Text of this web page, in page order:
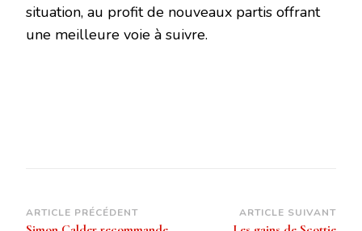
situation, au profit de nouveaux partis offrant
une meilleure voie à suivre.
Navigation
ARTICLE PRÉCÉDENT ARTICLE SUIVANT